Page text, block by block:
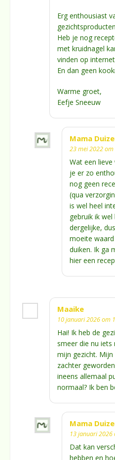
Erg enthousiast
Heb je nog
met kruidnagel
vinden op
En dan geen
Warme groet,
Eefje Sneeuw
Mama
23 mei 2022
Wat een
je er zo
nog geen
(qua
is wel heel
gebruik ik
dergelijke,
moeite
duiken. Ik ga
hier een
Maaike
10 januari 2026 om
Hai! Ik heb de
smeer die nu iets
mijn gezicht. Mijn
zachter
ineens allemaal
normaal? Ik ben
Mama
13 januari 2026
Dat kan
hebben en